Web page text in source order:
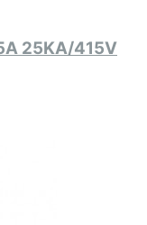
25KA/415V